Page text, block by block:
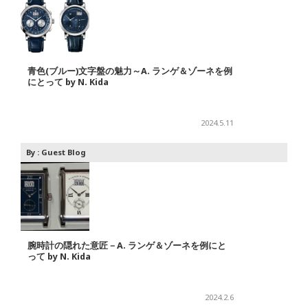
青色(ブルー)文字盤の魅力～A. ランゲ＆ゾーネを例
にとって by N. Kida
2024.5.11
By : Guest Blog
腕時計の隠れた意匠－A. ランゲ＆ゾーネを例にと
って by N. Kida
2024.2.6